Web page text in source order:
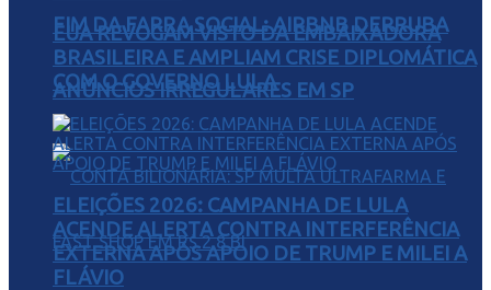
FIM DA FARRA SOCIAL: AIRBNB DERRUBA
ANÚNCIOS IRREGULARES EM SP
EUA REVOGAM VISTO DA EMBAIXADORA
BRASILEIRA E AMPLIAM CRISE DIPLOMÁTICA
COM O GOVERNO LULA
ELEIÇÕES 2026: CAMPANHA DE LULA
ACENDE ALERTA CONTRA INTERFERÊNCIA
EXTERNA APÓS APOIO DE TRUMP E MILEI A
FLÁVIO